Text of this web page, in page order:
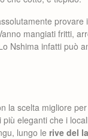
provare i
mangiati fritti,
Nshima infatti può
la scelta migliore
eleganti che i
lungo le rive del